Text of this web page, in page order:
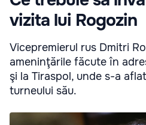
vizita lui Rogozin
Vicepremierul rus Dmitri
ameninţările făcute în
şi la Tiraspol, unde s-a
turneului său.